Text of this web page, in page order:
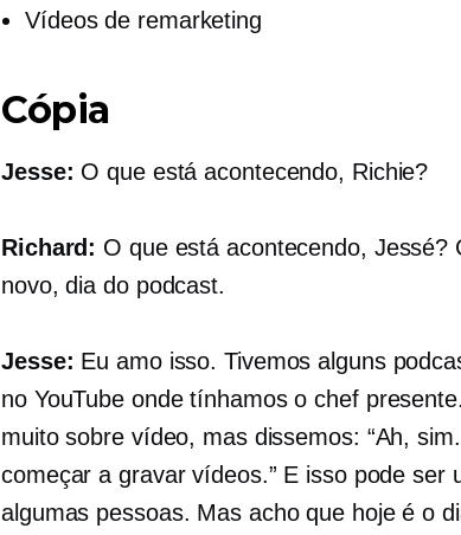
Vídeos de remarketing
Cópia
Jesse: O que está acontecendo, Richie?
Richard: O que está acontecendo, Jessé?
novo, dia do podcast.
Jesse: Eu amo isso. Tivemos alguns
no YouTube onde tínhamos o chef
muito sobre vídeo, mas dissemos: “Ah,
começar a gravar vídeos.” E isso pode ser
algumas pessoas. Mas acho que hoje é o